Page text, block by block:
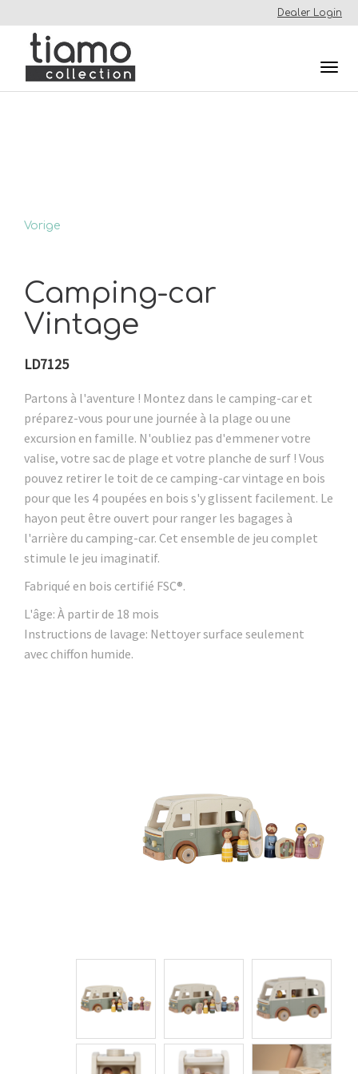
Dealer Login
Vorige
Camping-car
Vintage
LD7125
Partons à l'aventure ! Montez dans le camping-car et
préparez-vous pour une journée à la plage ou une
excursion en famille. N'oubliez pas d'emmener votre
valise, votre sac de plage et votre planche de surf ! Vous
pouvez retirer le toit de ce camping-car vintage en bois
pour que les 4 poupées en bois s'y glissent facilement. Le
hayon peut être ouvert pour ranger les bagages à
l'arrière du camping-car. Cet ensemble de jeu complet
stimule le jeu imaginatif.
Fabriqué en bois certifié FSC®.
L'âge: À partir de 18 mois
Instructions de lavage: Nettoyer surface seulement
avec chiffon humide.